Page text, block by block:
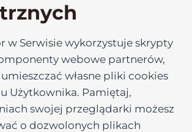
w Serwisie wykorzystuje skrypty
webowe partnerów,
własne pliki cookies
Użytkownika. Pamiętaj,
swojej przeglądarki możesz
o dozwolonych plikach